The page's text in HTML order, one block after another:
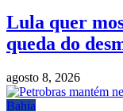
Lula quer
queda do
agosto 8, 2026
Bahia